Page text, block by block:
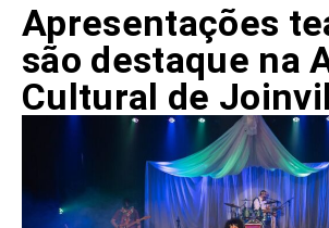
Apresentações
são destaque na
Cultural de